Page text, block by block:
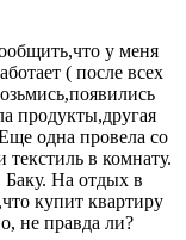
у меня
( после всех
продукты,другая
одна провела со
в комнату.
На отдых в
купит квартиру
не правда ли?